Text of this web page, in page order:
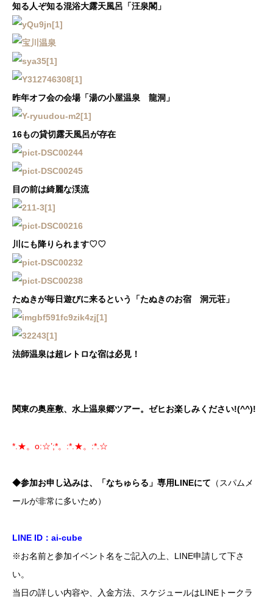
知る人ぞ知る混浴大露天風呂「汪泉閣」
昨年オフ会の会場「湯の小屋温泉 龍洞」
16もの貸切露天風呂が存在
目の前は綺麗な渓流
川にも降りられます♡♡
たぬきが毎日遊びに来るという「たぬきのお宿 洞元荘」
法師温泉は超レトロな宿は必見！
関東の奥座敷、水上温泉郷ツアー。ゼヒお楽しみください!(^^)!
*.★。o:☆’;*。:*.★。:*.☆
◆参加お申し込みは、「なちゅらる」専用LINEにて （スパムメ
ールが非常に多いため）
LINE ID：ai-cube
※お名前と参加イベント名をご記入の上、LINE申請して下さ
い。
当日の詳しい内容や、入金方法、スケジュールはLINEトークラ